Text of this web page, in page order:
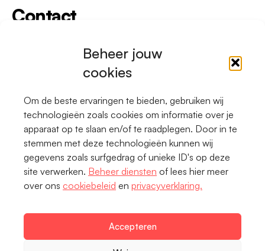
Beheer jouw
cookies
Om de beste ervaringen te bieden, gebruiken wij
technologieën zoals cookies om informatie over je
apparaat op te slaan en/of te raadplegen. Door in te
stemmen met deze technologieën kunnen wij
gegevens zoals surfgedrag of unieke ID's op deze
site verwerken. Beheer diensten of lees hier meer
over ons cookiebeleid en privacyverklaring.
Accepteren
Contact
Neem dan contact op met onze
programmamanager Elise Hol.
e.hol@twentsekoers.nl
Privacy
Cookiebeleid
Webarchief
Toegankelijkheid